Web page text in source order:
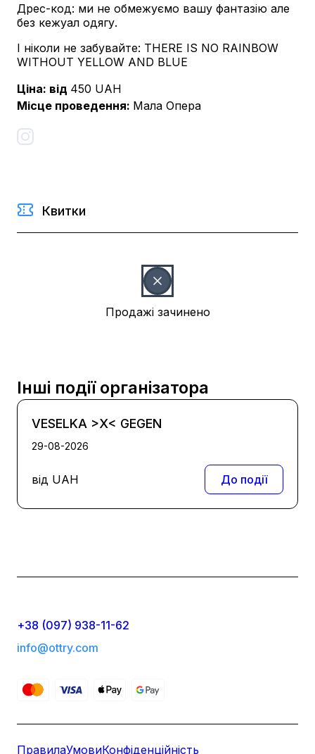
Дрес-код: ми не обмежуємо вашу фантазію але
без кежуал одягу.
І ніколи не забувайте: THERE IS NO RAINBOW
WITHOUT YELLOW AND BLUE
Ціна: від 450 UAH
Місце проведення: Мала Опера
Квитки
Продажі зачинено
Інші події організатора
VESELKA >X< GEGEN
29-08-2026
від UAH До події
+38 (097) 938-11-62
info@ottry.com
ПравилаУмовиКонфіденційність